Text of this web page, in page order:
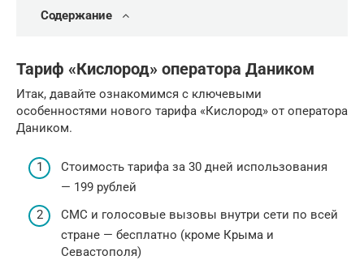
Содержание
Тариф «Кислород» оператора Даником
Итак, давайте ознакомимся с ключевыми
особенностями нового тарифа «Кислород» от оператора
Даником.
Стоимость тарифа за 30 дней использования
— 199 рублей
СМС и голосовые вызовы внутри сети по всей
стране — бесплатно (кроме Крыма и
Севастополя)